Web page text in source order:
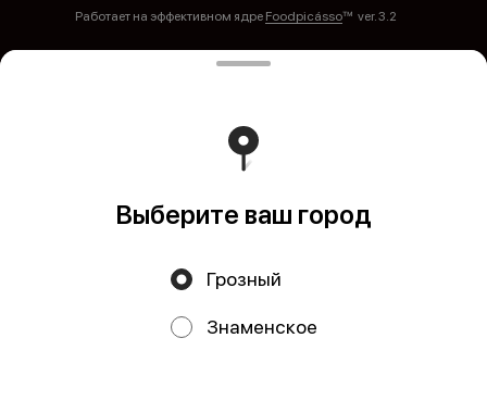
Работает на эффективном ядре Foodpicássover. 3.2
Публичная оферта
Выберите ваш город
Грозный
Знаменское